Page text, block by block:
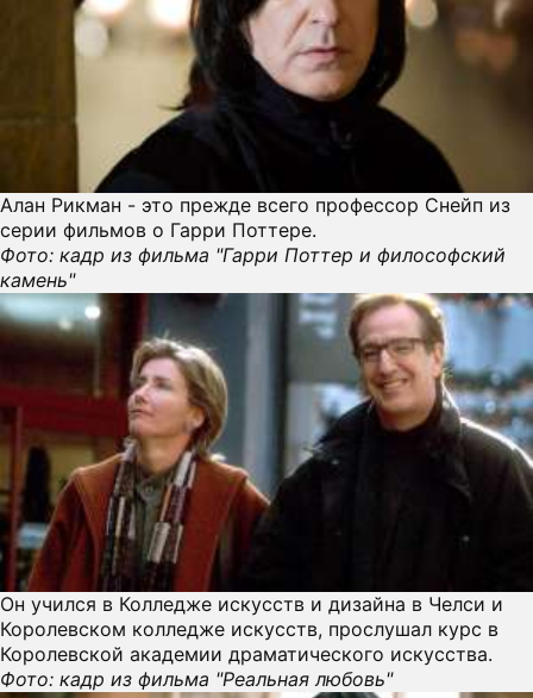
Алан Рикман - это прежде всего профессор Снейп из
серии фильмов о Гарри Поттере.
Фото: кадр из фильма "Гарри Поттер и философский
камень"
Он учился в Колледже искусств и дизайна в Челси и
Королевском колледже искусств, прослушал курс в
Королевской академии драматического искусства.
Фото: кадр из фильма "Реальная любовь"